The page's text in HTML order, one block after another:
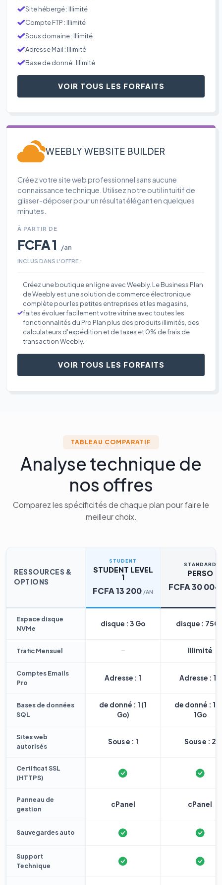
Site hébergé : Illimité
Compte FTP : Illimité
Sous domaine : Illimité
Adresse Mail : Illimité
Base de donné : Illimité
VOIR TOUS LES FORFAITS
WEEBLY WEBSITE BUILDER
Créez votre site web professionnel sans aucune
connaissance technique. Utilisez notre outil intuitif de
glisser-déposer pour un résultat élégant en quelques
minutes.
À PARTIR DE
FCFA 1 /an
INCLUS DANS L'OFFRE :
Créez une boutique en ligne avec Weebly. Le Business Plan
de Weebly est une solution de commerce électronique
complète pour les petites entreprises et les magasins,
faites évoluer facilement votre vitrine avec toutes les
fonctionnalités du Pro Plan plus des produits illimités, des
calculateurs d'expédition et de taxes et 0% de frais de
transaction Weebly.
VOIR TOUS LES FORFAITS
TABLEAU COMPARATIF
Analyse technique de
nos offres
Comparez les spécificités de chaque plan pour faire le
meilleur choix.
RESSOURCES &
OPTIONS
STUDENT
STUDENT LEVEL
1
FCFA 13 200 /AN
STANDARD
PERSO
FCFA 30 004
Espace disque
NVMe
disque : 3 Go disque :
Trafic Mensuel Illimité
Comptes Emails
Pro
Adresse : 1 Adresse : 10
Bases de données
SQL
de donné : 1 (1
Go)
de donné : 1
1Go
Sites web
autorisés
Sous e : 1 Sous e : 2
Certificat SSL
(HTTPS)
Panneau de
gestion
cPanel cPanel
Sauvegardes auto
Support
Technique